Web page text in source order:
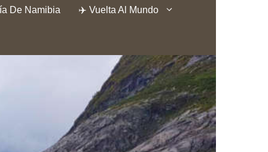
De Namibia ✈️ Vuelta Al Mundo